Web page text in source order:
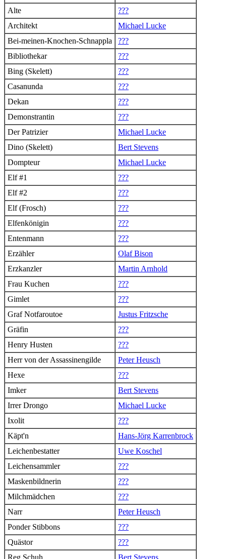
Alte
???
Architekt
Michael Lucke
Bei-meinen-Knochen-Schnappla
???
Bibliothekar
???
Bing (Skelett)
???
Casanunda
???
Dekan
???
Demonstrantin
???
Der Patrizier
Michael Lucke
Dino (Skelett)
Bert Stevens
Dompteur
Michael Lucke
Elf #1
???
Elf #2
???
Elf (Frosch)
???
Elfenkönigin
???
Entenmann
???
Erzähler
Olaf Bison
Erzkanzler
Martin Arnhold
Frau Kuchen
???
Gimlet
???
Graf Notfaroutoe
Justus Fritzsche
Gräfin
???
Henry Husten
???
Herr von der Assassinengilde
Peter Heusch
Hexe
???
Imker
Bert Stevens
Irrer Drongo
Michael Lucke
Ixolit
???
Käpt'n
Hans-Jörg Karrenbrock
Leichenbestatter
Uwe Koschel
Leichensammler
???
Maskenbildnerin
???
Milchmädchen
???
Narr
Peter Heusch
Ponder Stibbons
???
Quästor
???
Reg Schuh
Bert Stevens